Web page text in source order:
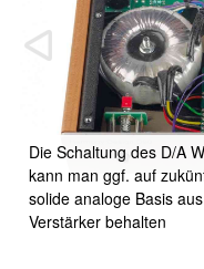
Die Schaltung des D/A
kann man ggf. auf
solide analoge Basis
Verstärker behalten